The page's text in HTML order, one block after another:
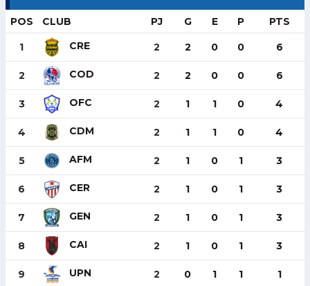
POS CLUB PJ G E P PTS
1 CRE 2 2 0 0 6
2 COD 2 2 0 0 6
3 OFC 2 1 1 0 4
4 CDM 2 1 1 0 4
5 AFM 2 1 0 1 3
6 CER 2 1 0 1 3
7 GEN 2 1 0 1 3
8 CAI 2 1 0 1 3
9 UPN 2 0 1 1 1